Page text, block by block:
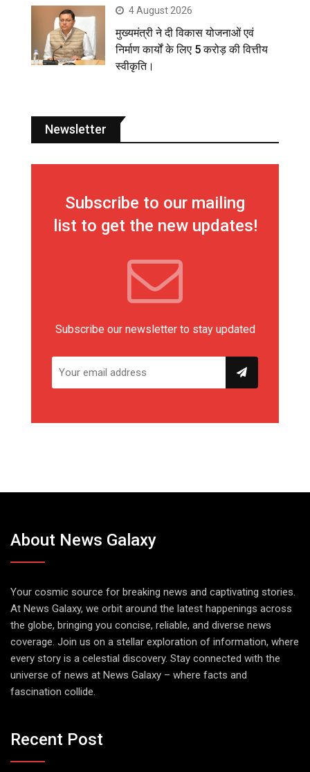
4 August 2026
मुख्यमंत्री ने दी विकास योजनाओं एवं
निर्माण कार्यों के लिए 5 करोड़ की वित्तीय
स्वीकृति।
Newsletter
Subscribe to our mailing
list to get the new updates!
Subscribe our newsletter to stay updated
About News Galaxy
Your cosmic source for breaking news and captivating stories.
At News Galaxy, we orbit around the latest happenings across
the globe, bringing you concise, reliable, and diverse news
coverage. Join us on a stellar exploration of information, where
every story is a celestial discovery. Stay connected with the
universe of news at News Galaxy – where facts and
fascination collide.
Recent Post